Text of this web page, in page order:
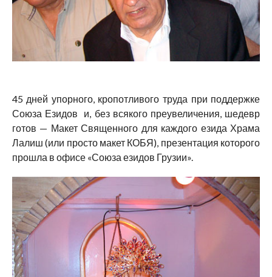
45 дней упорного, кропотливого труда при поддержке
Союза Езидов и, без всякого преувеличения, шедевр
готов — Макет Священного для каждого езида Храма
Лалиш (или просто макет КОБЯ), презентация которого
прошла в офисе «Союза езидов Грузии».